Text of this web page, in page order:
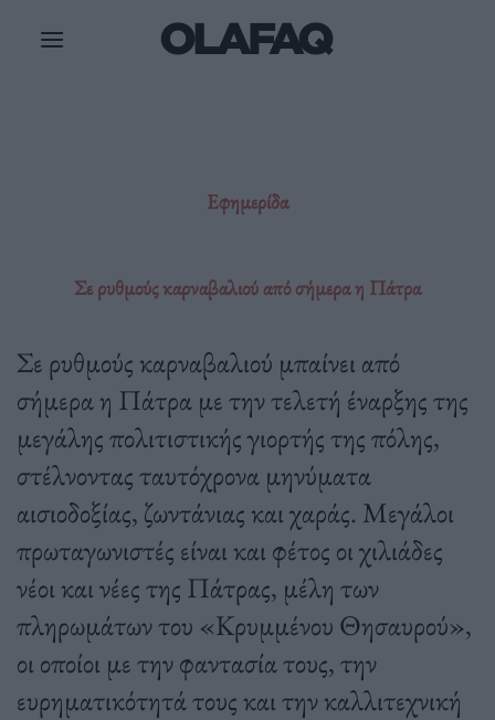
Εφημερίδα
Σε ρυθμούς καρναβαλιού από σήμερα η Πάτρα
Σε ρυθμούς καρναβαλιού μπαίνει από
σήμερα η Πάτρα με την τελετή έναρξης της
μεγάλης πολιτιστικής γιορτής της πόλης,
στέλνοντας ταυτόχρονα μηνύματα
αισιοδοξίας, ζωντάνιας και χαράς. Μεγάλοι
πρωταγωνιστές είναι και φέτος οι χιλιάδες
νέοι και νέες της Πάτρας, μέλη των
πληρωμάτων του «Κρυμμένου Θησαυρού»,
οι οποίοι με την φαντασία τους, την
ευρηματικότητά τους και την καλλιτεχνική